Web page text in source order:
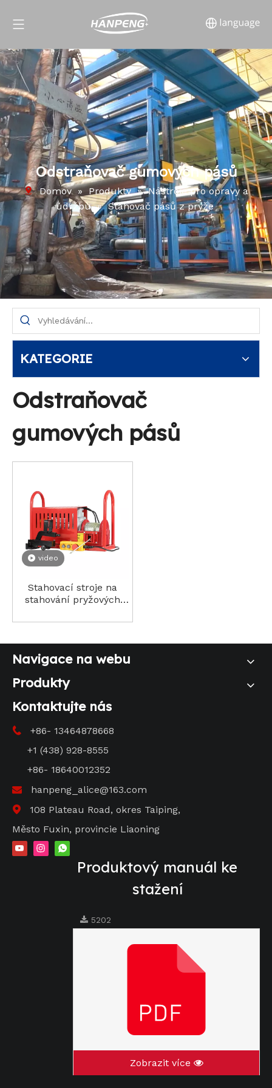
Odstraňovač gumových pásů
Domov » Produkty » Nástroje pro opravy a
údržbu » Stahovač pásů z pryže
KATEGORIE
Odstraňovač
gumových pásů
video
Stahovací stroje na
stahování pryžových
Nástroje na sváření
Navigace na webu
Produkty
Kontaktujte nás

+86- 13464878668
+1 (438) 928-8555
+86- 18640012352
 hanpeng_alice@163.com

108 Plateau Road, okres Taiping,
Město Fuxin, provincie Liaoning
Produktový manuál ke
stažení
5202
Zobrazit více